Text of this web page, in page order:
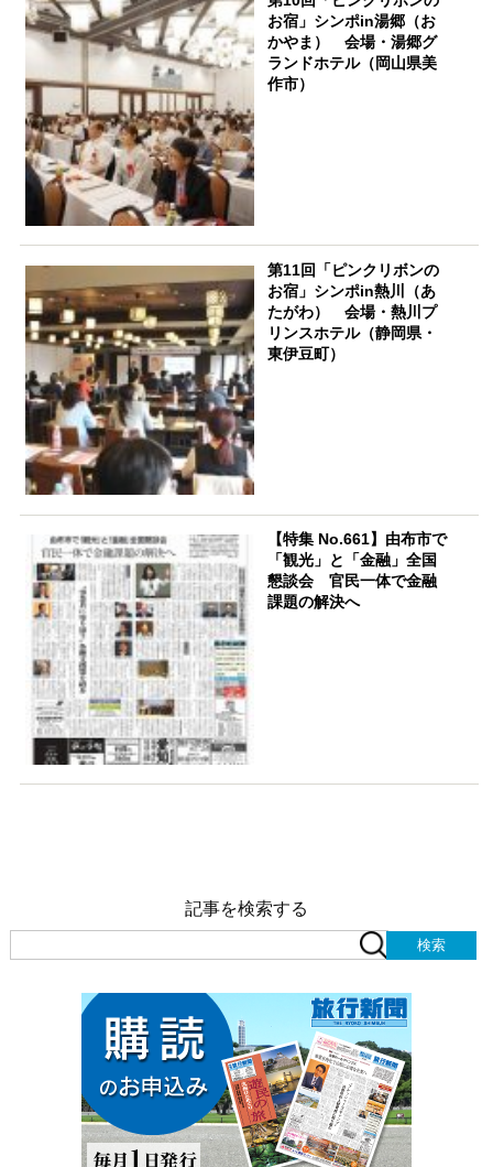
お宿」シンポin湯郷（お
かやま） 会場・湯郷グ
ランドホテル（岡山県美
作市）
第11回「ピンクリボンの
お宿」シンポin熱川（あ
たがわ） 会場・熱川プ
リンスホテル（静岡県・
東伊豆町）
【特集 No.661】由布市で
「観光」と「金融」全国
懇談会 官民一体で金融
課題の解決へ
記事を検索する